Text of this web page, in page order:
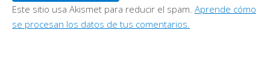
Este sitio usa Akismet para reducir el spam. Aprende cómo
se procesan los datos de tus comentarios.